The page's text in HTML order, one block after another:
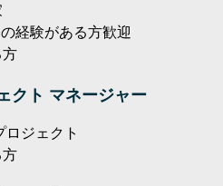
経験がある方歓迎
クト マネージャー
ジェクト